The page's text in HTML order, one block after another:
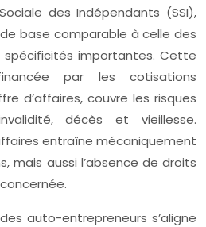
des Indépendants (SSI),
base comparable à celle des
spécificités importantes. Cette
par les cotisations
d’affaires, couvre les risques
décès et vieillesse.
entraîne mécaniquement
mais aussi l’absence de droits
auto-entrepreneurs s’aligne